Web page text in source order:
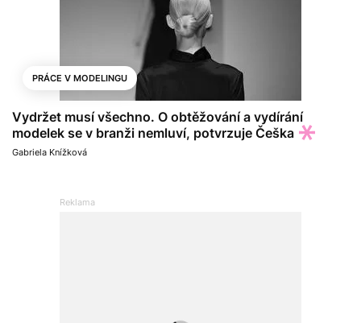
PRÁCE V MODELINGU
Vydržet musí všechno. O obtěžování a vydírání
modelek se v branži nemluví, potvrzuje Češka
Gabriela Knížková